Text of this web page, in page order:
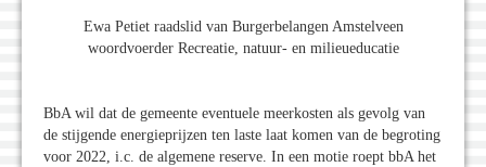
Ewa Petiet raadslid van Burgerbelangen Amstelveen
woordvoerder Recreatie, natuur- en milieueducatie
BbA wil dat de gemeente eventuele meerkosten als gevolg van
de stijgende energieprijzen ten laste laat komen van de begroting
voor 2022, i.c. de algemene reserve. In een motie roept bbA het